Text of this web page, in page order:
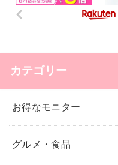
カテゴリー
お得なモニター
グルメ・食品